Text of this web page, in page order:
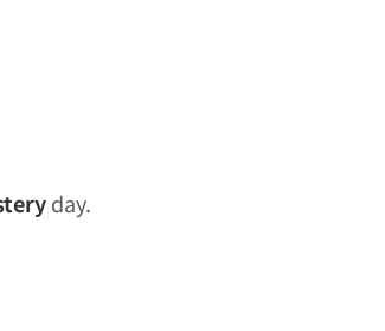
day.